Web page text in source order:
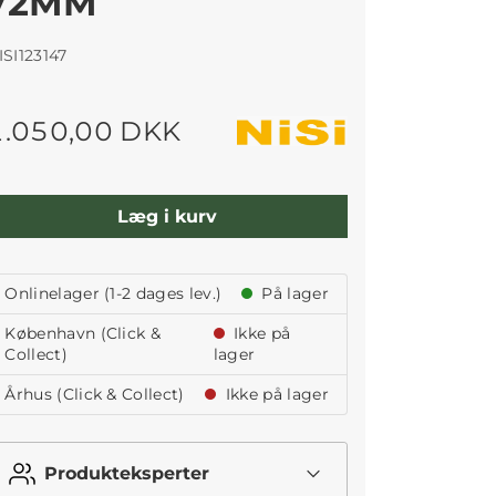
DKK
Læg i kurv
Onlinelager (1-2 dages lev.)
På lager
København (Click &
Collect)
Ikke på
lager
Århus (Click & Collect)
Ikke på lager
Produkteksperter